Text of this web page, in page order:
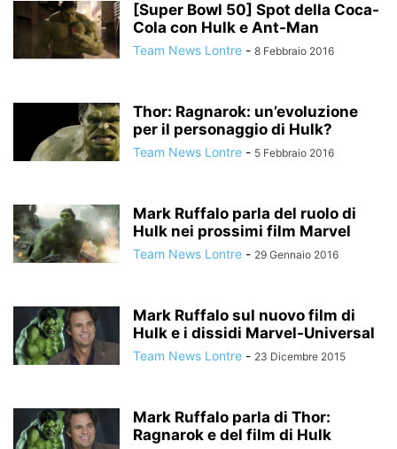
[Super Bowl 50] Spot della Coca-
Cola con Hulk e Ant-Man
Team News Lontre - 8 Febbraio 2016
Thor: Ragnarok: un’evoluzione
per il personaggio di Hulk?
Team News Lontre - 5 Febbraio 2016
Mark Ruffalo parla del ruolo di
Hulk nei prossimi film Marvel
Team News Lontre - 29 Gennaio 2016
Mark Ruffalo sul nuovo film di
Hulk e i dissidi Marvel-Universal
Team News Lontre - 23 Dicembre 2015
Mark Ruffalo parla di Thor:
Ragnarok e del film di Hulk